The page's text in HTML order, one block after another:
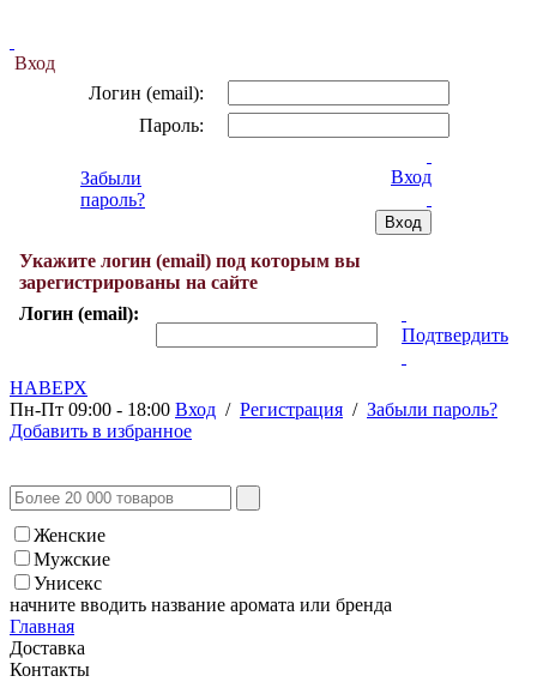
Вход
Логин (email):
Пароль:
Забыли
пароль?
Вход
Укажите логин (email) под которым вы
зарегистрированы на сайте
Логин (email):
Подтвердить
НАВЕРХ
Пн-Пт 09:00 - 18:00 Вход / Регистрация / Забыли пароль?
Добавить в избранное
Женские
Мужские
Унисекс
начните вводить название аромата или бренда
Главная
Доставка
Контакты